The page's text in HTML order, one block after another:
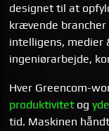
designet til at
krævende
intelligens, medier
ingeniørarbejde,
Hver Greencom-
produktivitetog
tid. Maskinen